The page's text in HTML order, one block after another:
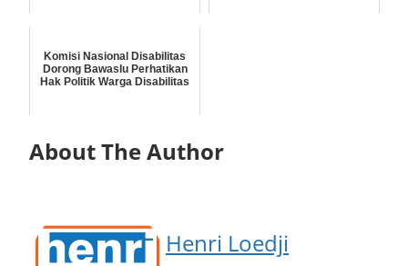
Komisi Nasional Disabilitas
Dorong Bawaslu Perhatikan
Hak Politik Warga Disabilitas
About The Author
Henri Loedji